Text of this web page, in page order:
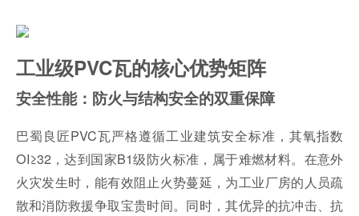
工业级PVC瓦的核心优势矩阵
安全性能：防火与结构安全的双重保障
巴蜀良匠PVC瓦严格遵循工业建筑安全标准，其氧指数
OI≥32，达到国家B1级防火标准，属于难燃材料。在意外
火灾发生时，能有效阻止火势蔓延，为工业厂房的人员疏
散和消防救援争取宝贵时间。同时，其优异的抗冲击、抗